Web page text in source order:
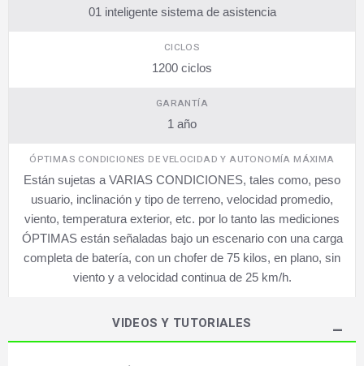
01 inteligente sistema de asistencia
CICLOS
1200 ciclos
GARANTÍA
1 año
ÓPTIMAS CONDICIONES DE VELOCIDAD Y AUTONOMÍA MÁXIMA
Están sujetas a VARIAS CONDICIONES, tales como, peso
usuario, inclinación y tipo de terreno, velocidad promedio,
viento, temperatura exterior, etc. por lo tanto las mediciones
ÓPTIMAS están señaladas bajo un escenario con una carga
completa de batería, con un chofer de 75 kilos, en plano, sin
viento y a velocidad continua de 25 km/h.
VIDEOS Y TUTORIALES